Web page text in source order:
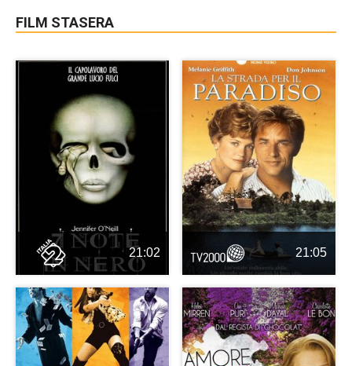
FILM STASERA
21:02 21:05